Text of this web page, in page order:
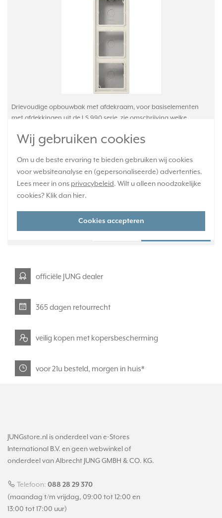
Wij gebruiken cookies
Om u de beste ervaring te bieden gebruiken wij cookies
voor websiteanalyse en (gepersonaliseerde) advertenties.
Lees meer in ons privacybeleid. Wilt u alleen noodzakelijke
cookies? Klik dan hier.
Cookies accepteren
Drievoudige opbouwbak met afdekraam, voor basiselementen
met afdekkingen uit de LS 990 serie, zie omschrijving welke
krasvast. Afm: 223 x 81 x 47 mm. Serie: LS 990, kleur: crème.
Verwachte levertijd:
1-2 weken
Huidige voorraad:
47,95 +
-
officiële JUNG dealer
365 dagen retourrecht
veilig kopen met kopersbescherming
voor 21u besteld, morgen in huis*
JUNGstore.nl is onderdeel van e-Stores
International B.V. en geen webwinkel of
onderdeel van Albrecht JUNG GMBH & CO. KG.
Telefoon: 088 28 29 370
(maandag t/m vrijdag, 09:00 tot 12:00 en
13:00 tot 17:00 uur)